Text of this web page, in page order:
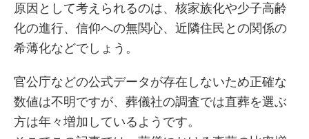
原因として考えられるのは、核家族化や少子高齢
化の進行、信仰への無関心、近隣住民との関係の
希薄化などでしょう。
官公庁などの公式データが存在しないため正確な
数値は不明ですが、葬儀社の調査では直葬を選ぶ
方は年々増加しているようです。